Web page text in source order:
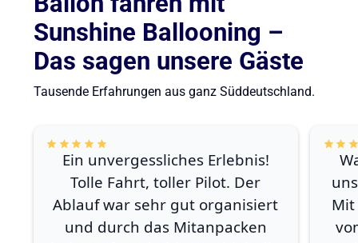
Sunshine Ballooning –
Das sagen unsere Gäste
Tausende Erfahrungen aus ganz Süddeutschland.
Ein unvergessliches Erlebnis!
Tolle Fahrt, toller Pilot. Der
Ablauf war sehr gut organisiert
und durch das Mitanpacken